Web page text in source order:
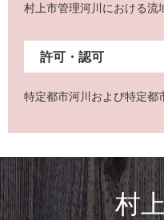
村上市管理河川における流
許可・認可
特定都市河川および特定都
村